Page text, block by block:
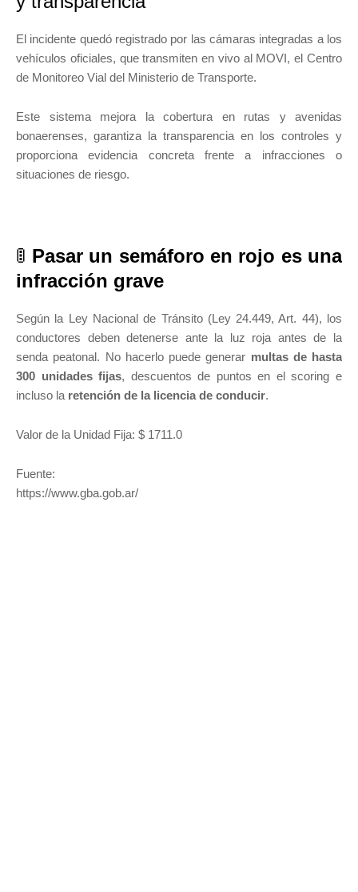
El incidente quedó registrado por las cámaras integradas a los
vehículos oficiales, que transmiten en vivo al MOVI, el Centro
de Monitoreo Vial del Ministerio de Transporte.
Este sistema mejora la cobertura en rutas y avenidas
bonaerenses, garantiza la transparencia en los controles y
proporciona evidencia concreta frente a infracciones o
situaciones de riesgo.
🚦 Pasar un semáforo en rojo es una
infracción grave
Según la Ley Nacional de Tránsito (Ley 24.449, Art. 44), los
conductores deben detenerse ante la luz roja antes de la
senda peatonal. No hacerlo puede generar multas de hasta
300 unidades fijas, descuentos de puntos en el scoring e
incluso la retención de la licencia de conducir.
Valor de la Unidad Fija: $ 1711.0
Fuente:
https://www.gba.gob.ar/